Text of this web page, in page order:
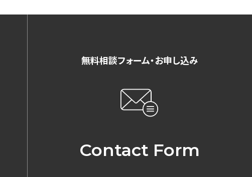
無料相談フォーム・お申し込み
Contact Form